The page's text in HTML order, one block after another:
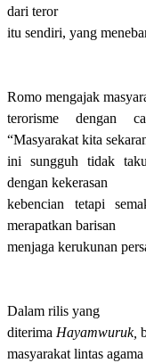
dari teror
itu sendiri, yang
Romo mengajak
terorisme dengan
“Masyarakat kita
ini sungguh tidak
dengan kekerasan
kebencian tetapi
merapatkan barisan
menjaga kerukunan
Dalam rilis yang
diterima Hayamwuruk,
masyarakat lintas